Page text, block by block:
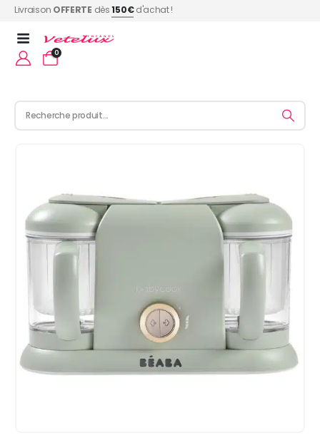
Livraison OFFERTE dès150€d'achat !
0